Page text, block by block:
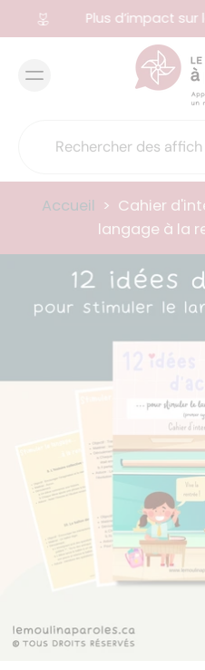
Plus d’impact sur
Accueil > Cahier
langage à la